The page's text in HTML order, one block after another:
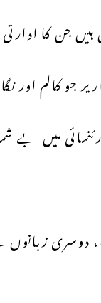
جن کا
جو کالم
میں بے
زبانوں سے